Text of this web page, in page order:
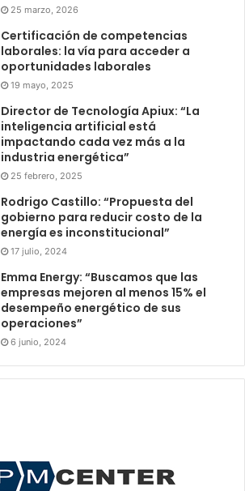
25 marzo, 2026
Certificación de competencias
laborales: la vía para acceder a
oportunidades laborales
19 mayo, 2025
Director de Tecnología Apiux: “La
inteligencia artificial está
impactando cada vez más a la
industria energética”
25 febrero, 2025
Rodrigo Castillo: “Propuesta del
gobierno para reducir costo de la
energía es inconstitucional”
17 julio, 2024
Emma Energy: “Buscamos que las
empresas mejoren al menos 15% el
desempeño energético de sus
operaciones”
6 junio, 2024